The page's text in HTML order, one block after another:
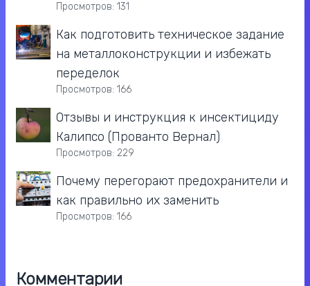
Просмотров: 131
Как подготовить техническое задание
на металлоконструкции и избежать
переделок
Просмотров: 166
Отзывы и инструкция к инсектициду
Калипсо (Прованто Вернал)
Просмотров: 229
Почему перегорают предохранители и
как правильно их заменить
Просмотров: 166
Комментарии